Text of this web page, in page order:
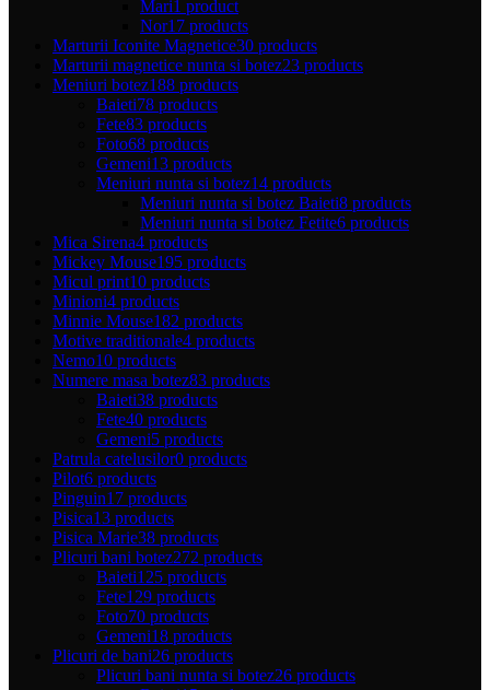
Mari1 product
Nor17 products
Marturii Iconite Magnetice30 products
Marturii magnetice nunta si botez23 products
Meniuri botez188 products
Baieti78 products
Fete83 products
Foto68 products
Gemeni13 products
Meniuri nunta si botez14 products
Meniuri nunta si botez Baieti8 products
Meniuri nunta si botez Fetite6 products
Mica Sirena4 products
Mickey Mouse195 products
Micul print10 products
Minioni4 products
Minnie Mouse182 products
Motive traditionale4 products
Nemo10 products
Numere masa botez83 products
Baieti38 products
Fete40 products
Gemeni5 products
Patrula catelusilor0 products
Pilot6 products
Pinguin17 products
Pisica13 products
Pisica Marie38 products
Plicuri bani botez272 products
Baieti125 products
Fete129 products
Foto70 products
Gemeni18 products
Plicuri de bani26 products
Plicuri bani nunta si botez26 products